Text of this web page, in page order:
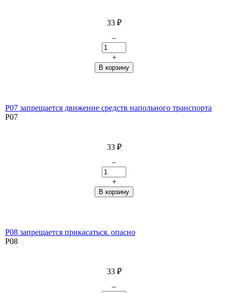
33 ₽
–
+
P07 запрещается движение средств напольного транспорта
P07
33 ₽
–
+
P08 запрещается прикасаться. опасно
P08
33 ₽
–